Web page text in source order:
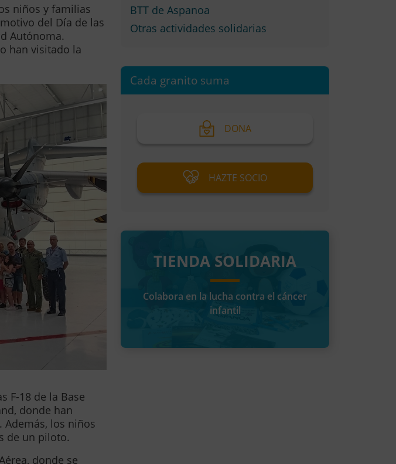
niños y familias
del Día de las
Autónoma.
han visitado la
F-18 de la Base
donde han
los niños
de un piloto.
donde se
BTT de Aspanoa
Otras actividades solidarias
Cada granito suma
DONA
HAZTE SOCIO
TIENDA SOLIDARIA
Colabora en la lucha contra el cáncer
infantil